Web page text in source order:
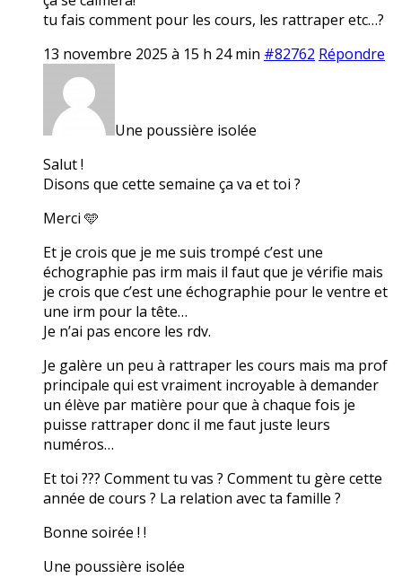
tu fais comment pour les cours, les rattraper etc…?
13 novembre 2025 à 15 h 24 min #82762 Répondre
Une poussière isolée
Salut !
Disons que cette semaine ça va et toi ?
Merci 🩵
Et je crois que je me suis trompé c’est une
échographie pas irm mais il faut que je vérifie mais
je crois que c’est une échographie pour le ventre et
une irm pour la tête…
Je n’ai pas encore les rdv.
Je galère un peu à rattraper les cours mais ma prof
principale qui est vraiment incroyable à demander
un élève par matière pour que à chaque fois je
puisse rattraper donc il me faut juste leurs
numéros…
Et toi ??? Comment tu vas ? Comment tu gère cette
année de cours ? La relation avec ta famille ?
Bonne soirée ! !
Une poussière isolée